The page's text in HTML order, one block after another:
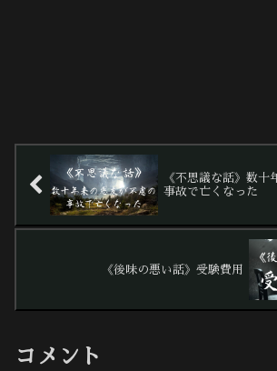
《不思議な話》数十
事故で亡くなった
《後味の悪い話》受験費用
コメント